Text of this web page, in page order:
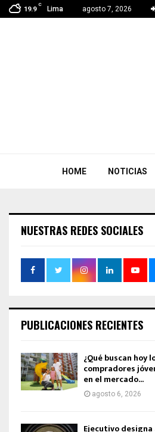
19.9
C
Lima agosto 7, 2026
HOME NOTICIAS
NUESTRAS REDES SOCIALES
PUBLICACIONES RECIENTES
¿Qué buscan hoy
compradores
en el mercado...
agosto 6, 2026
Ejecutivo designa